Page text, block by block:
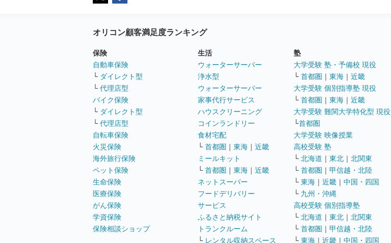
オリコン顧客満足度ランキング
保険
自動車保険
└ ダイレクト型
└ 代理店型
バイク保険
└ ダイレクト型
└ 代理店型
自転車保険
火災保険
海外旅行保険
ペット保険
生命保険
医療保険
がん保険
学資保険
保険相談ショップ
生活
ウォーターサーバー
浄水型
ウォーターサーバー
家事代行サービス
ハウスクリーニング
コインランドリー
食材宅配
└ 首都圏 ｜ 東海 ｜ 近畿
ミールキット
└ 首都圏 ｜ 東海 ｜ 近畿
ネットスーパー
フードデリバリー
サービス
ふるさと納税サイト
トランクルーム
└ レンタル収納スペース
塾
大学受験 塾・予備校 現役
└ 首都圏 ｜ 東海 ｜ 近畿
大学受験 個別指導塾 現役
└ 首都圏 ｜ 東海 ｜ 近畿
大学受験 難関大学特化型 現役
└首都圏
大学受験 映像授業
高校受験 塾
└ 北海道 ｜ 東北 ｜ 北関東
└ 首都圏 ｜ 甲信越・北陸
└ 東海 ｜ 近畿 ｜ 中国・四国
└ 九州・沖縄
高校受験 個別指導塾
└ 北海道 ｜ 東北 ｜ 北関東
└ 首都圏 ｜ 甲信越・北陸
└ 東海 ｜ 近畿 ｜ 中国・四国